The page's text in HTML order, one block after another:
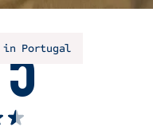
in Portugal